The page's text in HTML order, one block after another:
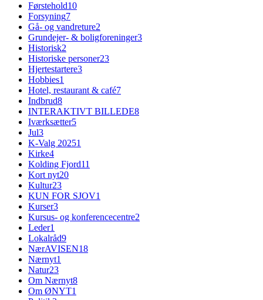
Førstehold10
Forsyning7
Gå- og vandreture2
Grundejer- & boligforeninger3
Historisk2
Historiske personer23
Hjertestartere3
Hobbies1
Hotel, restaurant & café7
Indbrud8
INTERAKTIVT BILLEDE8
Iværksætter5
Jul3
K-Valg 20251
Kirke4
Kolding Fjord11
Kort nyt20
Kultur23
KUN FOR SJOV1
Kurser3
Kursus- og konferencecentre2
Leder1
Lokalråd9
NærAVISEN18
Nærnyt1
Natur23
Om Nærnyt8
Om ØNYT1